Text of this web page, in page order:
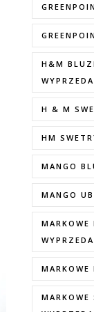
H&M
H & M
HM
MANGO
MANGO
MARKOWE
MARKOWE